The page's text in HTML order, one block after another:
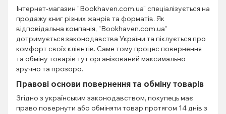
Інтернет-магазин "Bookhaven.com.ua" спеціалізується на
продажу книг різних жанрів та форматів. Як
відповідальна компанія, "Bookhaven.com.ua"
дотримується законодавства України та піклується про
комфорт своїх клієнтів. Саме тому процес повернення
та обміну товарів тут організований максимально
зручно та прозоро.
Правові основи повернення та обміну товарів
Згідно з українським законодавством, покупець має
право повернути або обміняти товар протягом 14 днів з